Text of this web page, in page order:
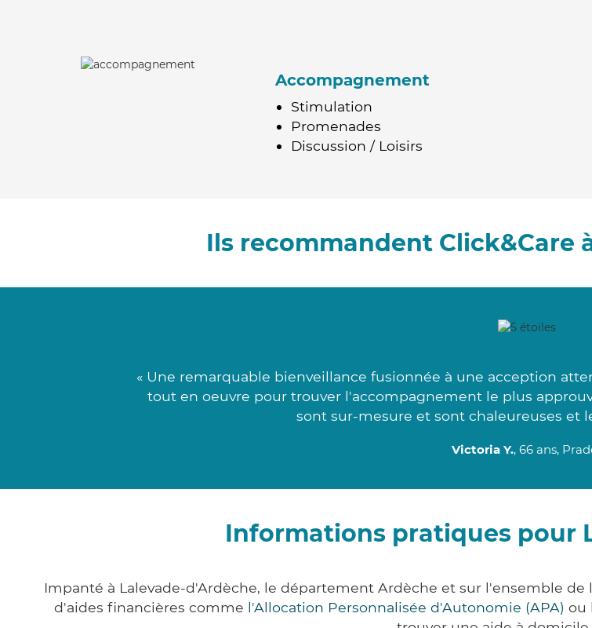
Accompagnement
Stimulation
Promenades
Discussion / Loisirs
Ils recommandent Click&Care
« Une remarquable bienveillance fusionnée à une acception
tout en oeuvre pour trouver l'accompagnement le plus
sont sur-mesure et sont chaleureuses et
Victoria Y., 66 ans,
Informations pratiques pour
Impanté à Lalevade-d'Ardèche, le département Ardèche et sur l'ensemble de
d'aides financières comme l'Allocation Personnalisée d'Autonomie (APA) ou